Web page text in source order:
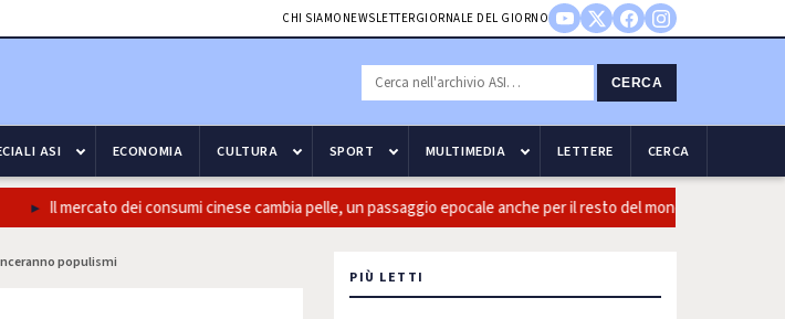
CHI SIAMO NEWSLETTERGIORNALE DEL GIORNO
CERCA
ASI ECONOMIA CULTURA SPORT MULTIMEDIA LETTERE CERCA
Il mercato dei consumi cinese cambia pelle, un passaggio epocale anche per il resto del mondo
populismi
PIÙ LETTI